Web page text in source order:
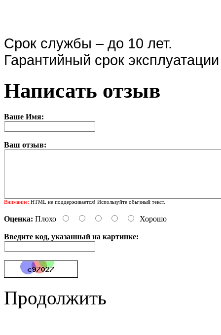
Срок службы – до 10 лет.
Гарантийный срок
Написать отзыв
Ваше Имя:
Ваш отзыв:
Внимание: HTML не поддерживается! Используйте обычный текст.
Оценка: Плохо Хорошо
Введите код, указанный на картинке:
Продолжить